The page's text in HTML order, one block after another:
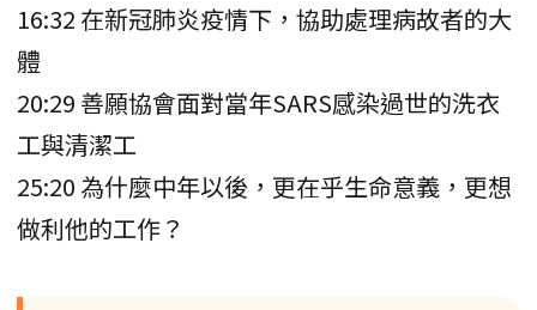
16:32 在新冠肺炎疫情下，協助處理病故者的大
體
20:29 善願協會面對當年SARS感染過世的洗衣
工與清潔工
25:20 為什麼中年以後，更在乎生命意義，更想
做利他的工作？